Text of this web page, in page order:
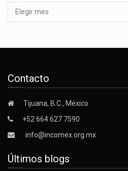
Contacto
Tijuana, B.C., México
+52 664 627 7590
info@incomex.org.mx
Últimos blogs